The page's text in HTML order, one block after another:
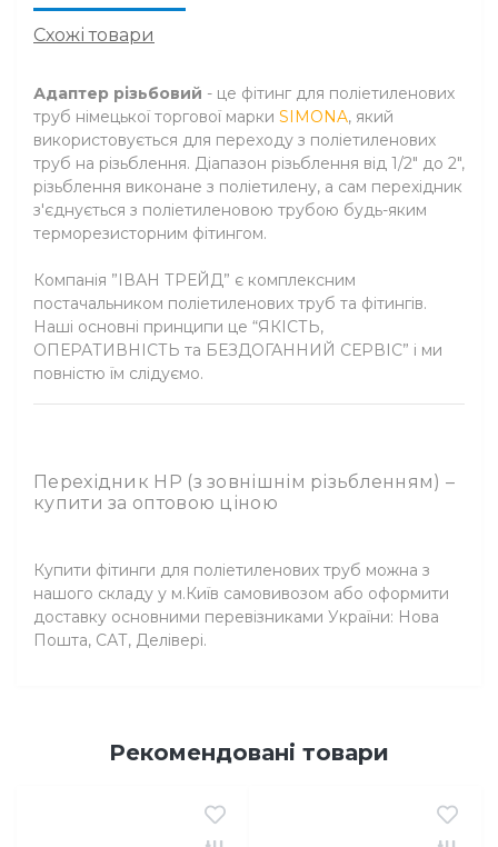
Схожі товари
Адаптер різьбовий - це фітинг для поліетиленових
труб німецької торгової марки SIMONA, який
використовується для переходу з поліетиленових
труб на різьблення. Діапазон різьблення від 1/2" до 2",
різьблення виконане з поліетилену, а сам перехідник
з'єднується з поліетиленовою трубою будь-яким
терморезисторним фітингом.
Компанія ”ІВАН ТРЕЙД” є комплексним
постачальником поліетиленових труб та фітингів.
Наші основні принципи це “ЯКІСТЬ,
ОПЕРАТИВНІСТЬ та БЕЗДОГАННИЙ СЕРВІС” і ми
повністю їм слідуємо.
Перехідник НР (з зовнішнім різьбленням) –
купити за оптовою ціною
Купити фітинги для поліетиленових труб можна з
нашого складу у м.Київ самовивозом або оформити
доставку основними перевізниками України: Нова
Пошта, САТ, Делівері.
Рекомендовані товари